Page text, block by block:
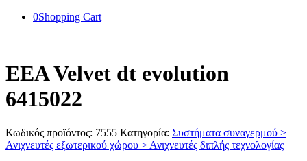
0Shopping Cart
EEA Velvet dt evolution
6415022
Κωδικός προϊόντος: 7555 Κατηγορία: Συστήματα συναγερμού >
Ανιχνευτές εξωτερικού χώρου > Ανιχνευτές διπλής τεχνολογίας